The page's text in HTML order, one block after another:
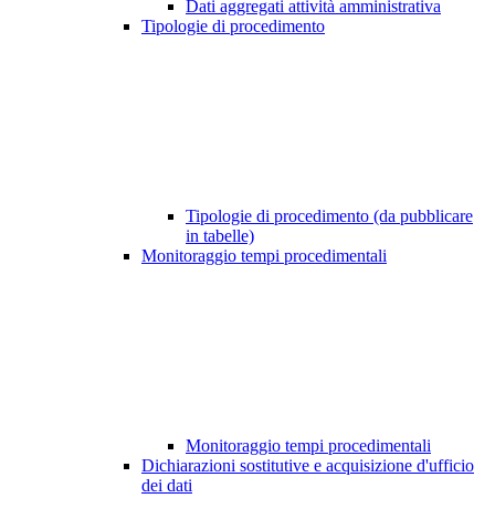
Dati aggregati attività amministrativa
Tipologie di procedimento
Tipologie di procedimento (da pubblicare
in tabelle)
Monitoraggio tempi procedimentali
Monitoraggio tempi procedimentali
Dichiarazioni sostitutive e acquisizione d'ufficio
dei dati